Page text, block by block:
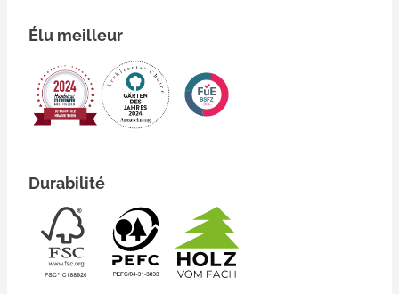
Élu meilleur
Durabilité